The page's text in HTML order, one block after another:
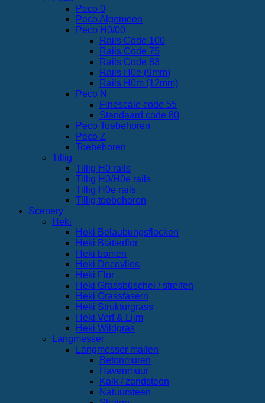
Peco 0
Peco Algemeen
Peco H0/00
Rails Code 100
Rails Code 75
Rails Code 83
Rails H0e (9mm)
Rails H0m (12mm)
Peco N
Finescale code 55
Standaard code 80
Peco Toebehoren
Peco Z
Toebehoren
Tillig
Tillig H0 rails
Tillig H0/H0e rails
Tillig H0e rails
Tillig toebehoren
Scenery
Heki
Heki Belaubungsflocken
Heki Blätterflor
Heki bomen
Heki Decovlies
Heki Flor
Heki Grassbüschel / streifen
Heki Grassfasern
Heki Strukturgrass
Heki Verf & Lijm
Heki Wildgras
Langmesser
Langmesser mallen
Betonmuren
Havenmuur
Kalk / zandsteen
Natuursteen